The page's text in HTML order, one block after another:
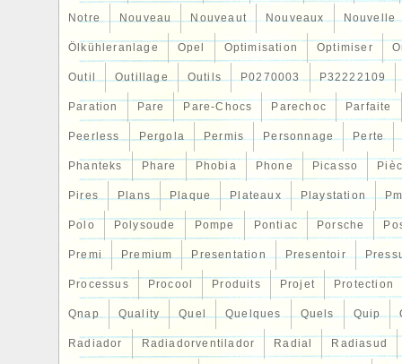
Notre Nouveau Nouveaut Nouveaux Nouvelle
Ölkühleranlage Opel Optimisation Optimiser
Outil Outillage Outils P0270003 P32222109
Paration Pare Pare-Chocs Parechoc Parfaite
Peerless Pergola Permis Personnage Perte
Phanteks Phare Phobia Phone Picasso
Pires Plans Plaque Plateaux Playstation
Polo Polysoude Pompe Pontiac Porsche
Premi Premium Presentation Presentoir
Processus Procool Produits Projet Protection
Qnap Quality Quel Quelques Quels Quip
Radiador Radiadorventilador Radial Radiasud